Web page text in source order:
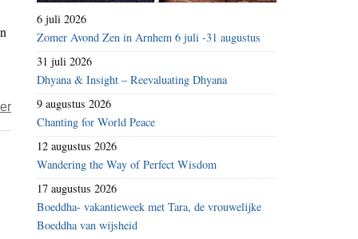
vorm
oorlogsvoering
het
imago
Dalai
over
erkennen
boeddhisme
6 juli 2026
Zomer Avond Zen in Arnhem 6 juli -31 augustus
31 juli 2026
Dhyana & Insight – Reevaluating Dhyana
9 augustus 2026
Chanting for World Peace
12 augustus 2026
Wandering the Way of Perfect Wisdom
17 augustus 2026
Boeddha- vakantieweek met Tara, de vrouwelijke
Boeddha van wijsheid